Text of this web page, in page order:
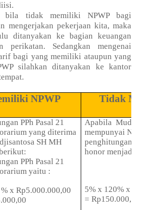
bila tidak memiliki NPWP bagi
mengerjakan pekerjaan kita, maka
ditanyakan ke bagian keuangan
perikatan. Sedangkan mengenai
bagi yang memiliki ataupun yang
silahkan ditanyakan ke kantor
NPWP Tidak
PPh Pasal 21
yang diterima
SH MH
PPh Pasal 21
yaitu :
x Rp5.000.000,00
Apabila
mempunyai
penghitungan
honor menjadi
5% x 120% x
=